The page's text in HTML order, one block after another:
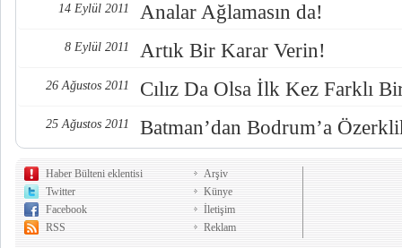
14 Eylül 2011 Analar Ağlamasın da!
8 Eylül 2011 Artık Bir Karar Verin!
26 Ağustos 2011 Cılız Da Olsa İlk Kez Farklı
25 Ağustos 2011 Batman’dan Bodrum’a
Haber Bülteni eklentisi
Twitter
Facebook
RSS
Arşiv
Künye
İletişim
Reklam